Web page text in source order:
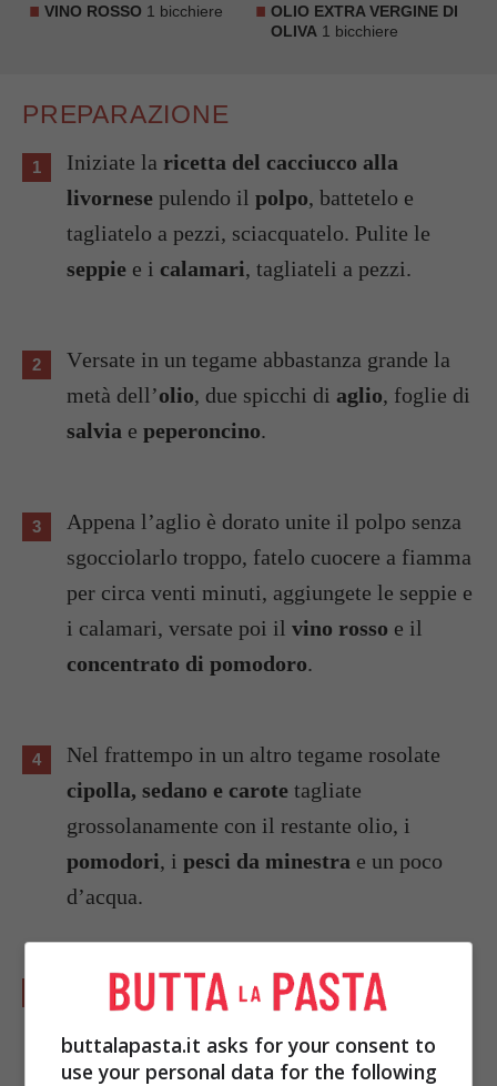
VINO ROSSO 1 bicchiere
OLIO EXTRA VERGINE DI
OLIVA 1 bicchiere
PREPARAZIONE
Iniziate la ricetta del cacciucco alla
livornese pulendo il polpo, battetelo e
tagliatelo a pezzi, sciacquatelo. Pulite le
seppie e i calamari, tagliateli a pezzi.
Versate in un tegame abbastanza grande la
metà dell’olio, due spicchi di aglio, foglie di
salvia e peperoncino.
Appena l’aglio è dorato unite il polpo senza
sgocciolarlo troppo, fatelo cuocere a fiamma
per circa venti minuti, aggiungete le seppie e
i calamari, versate poi il vino rosso e il
concentrato di pomodoro.
Nel frattempo in un altro tegame rosolate
cipolla, sedano e carote tagliate
grossolanamente con il restante olio, i
pomodori, i pesci da minestra e un poco
d’acqua.
passaverdure a maglia fine facendo ricadere
buttalapasta.it asks for your consent to
use your personal data for the following